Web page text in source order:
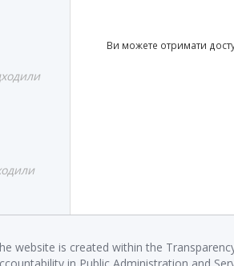
Ви можете отримати
website is created within the